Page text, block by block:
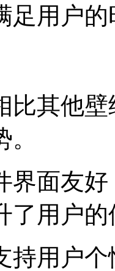
足用户
比其他
界面友
了用户
持用户